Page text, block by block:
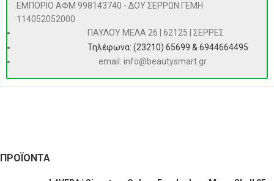
ΕΜΠΟΡΙΟ ΑΦΜ 998143740 - ΔΟΥ ΣΕΡΡΩΝ ΓΕΜΗ
114052052000
ΠΑΥΛΟΥ ΜΕΛΑ 26 | 62125 | ΣΕΡΡΕΣ
Τηλέφωνα: (23210) 65699 & 6944664495
email: info@beautysmart.gr
ΠΡΟΪΌΝΤΑ